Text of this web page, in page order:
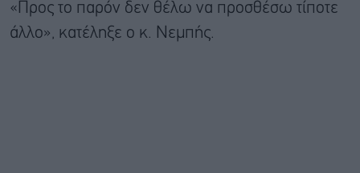
«Προς το παρόν δεν θέλω να προσθέσω τίποτε
άλλο», κατέληξε ο κ. Νεμπής.